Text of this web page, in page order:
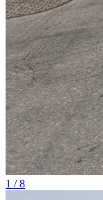
1 / 8